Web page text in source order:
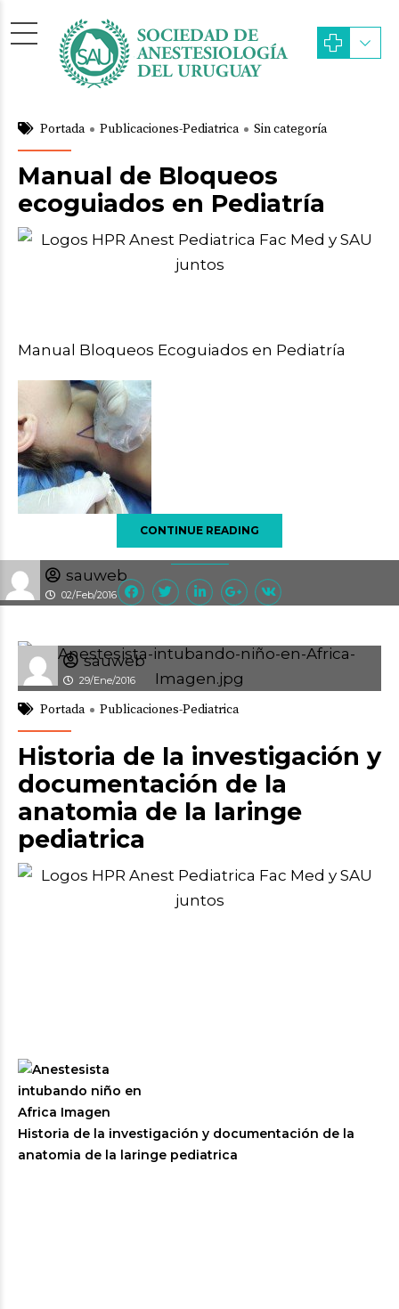
sauweb
02/Feb/2016
Portada Publicaciones-Pediatrica Sin categoría
Manual de Bloqueos
ecoguiados en Pediatría
Manual Bloqueos Ecoguiados en Pediatría
CONTINUE READING
sauweb
29/Ene/2016
Portada Publicaciones-Pediatrica
Historia de la investigación y
documentación de la
anatomia de la laringe
pediatrica
Historia de la investigación y documentación de la
anatomia de la laringe pediatrica